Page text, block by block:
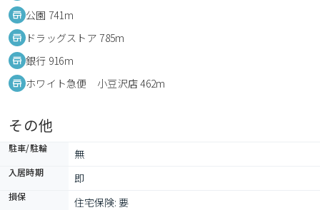
公園 741m
ドラッグストア 785m
銀行 916m
ホワイト急便 小豆沢店 462m
その他
駐車/駐輪 無
入居時期 即
損保 住宅保険: 要